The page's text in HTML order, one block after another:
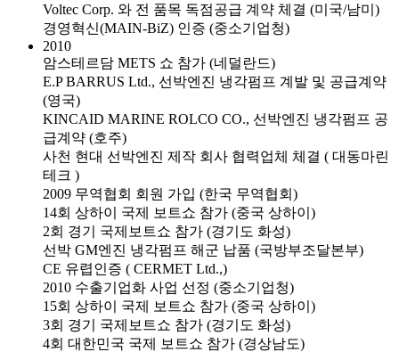
Voltec Corp. 와 전 품목 독점공급 계약 체결 (미국/남미)
경영혁신(MAIN-BiZ) 인증 (중소기업청)
2010
암스테르담 METS 쇼 참가 (네덜란드)
E.P BARRUS Ltd., 선박엔진 냉각펌프 계발 및 공급계약
(영국)
KINCAID MARINE ROLCO CO., 선박엔진 냉각펌프 공
급계약 (호주)
사천 현대 선박엔진 제작 회사 협력업체 체결 ( 대동마린
테크 )
2009 무역협회 회원 가입 (한국 무역협회)
14회 상하이 국제 보트쇼 참가 (중국 상하이)
2회 경기 국제보트쇼 참가 (경기도 화성)
선박 GM엔진 냉각펌프 해군 납품 (국방부조달본부)
CE 유렵인증 ( CERMET Ltd.,)
2010 수출기업화 사업 선정 (중소기업청)
15회 상하이 국제 보트쇼 참가 (중국 상하이)
3회 경기 국제보트쇼 참가 (경기도 화성)
4회 대한민국 국제 보트쇼 참가 (경상남도)